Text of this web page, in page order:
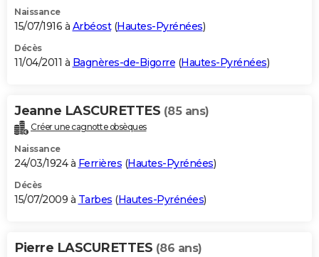
Naissance
15/07/1916 à Arbéost(Hautes-Pyrénées)
Décès
11/04/2011 à Bagnères-de-Bigorre (Hautes-Pyrénées)
Jeanne LASCURETTES (85 ans)
Créer une cagnotte obsèques
Naissance
24/03/1924 à Ferrières (Hautes-Pyrénées)
Décès
15/07/2009 à Tarbes (Hautes-Pyrénées)
Pierre LASCURETTES (86 ans)